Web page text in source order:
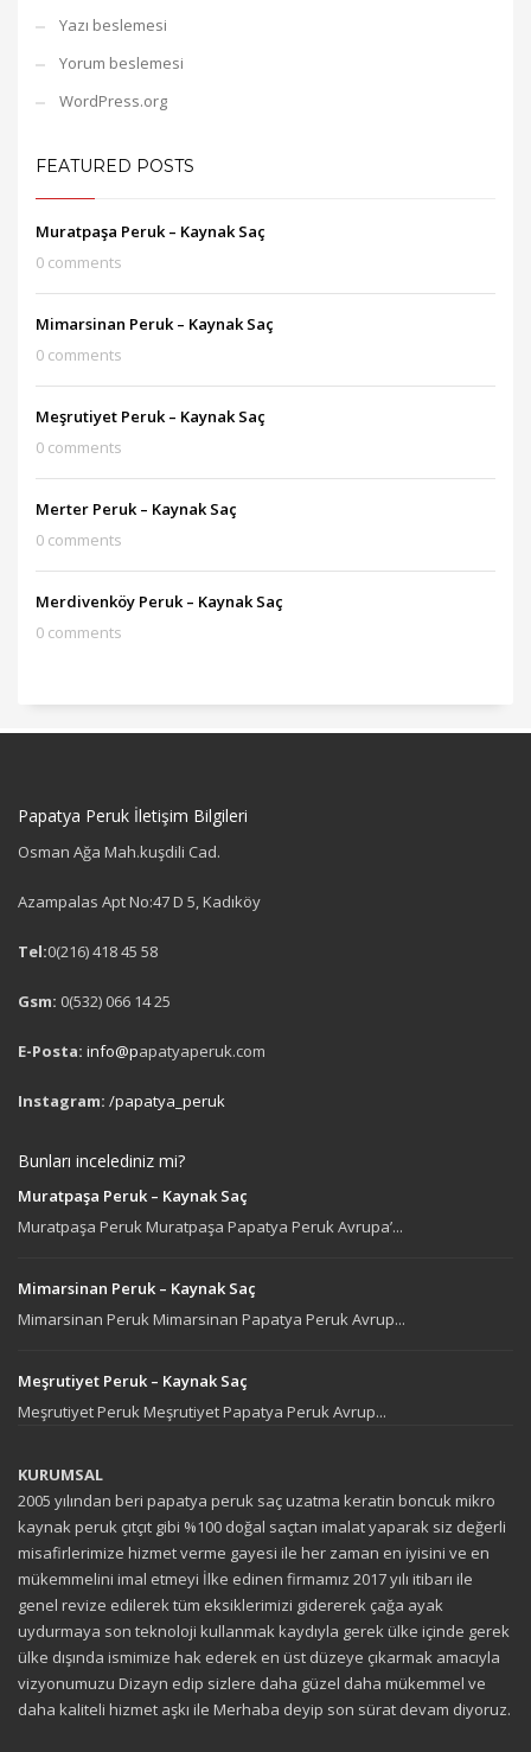
Yazı beslemesi
Yorum beslemesi
WordPress.org
FEATURED POSTS
Muratpaşa Peruk – Kaynak Saç
0 comments
Mimarsinan Peruk – Kaynak Saç
0 comments
Meşrutiyet Peruk – Kaynak Saç
0 comments
Merter Peruk – Kaynak Saç
0 comments
Merdivenköy Peruk – Kaynak Saç
0 comments
Papatya Peruk İletişim Bilgileri
Osman Ağa Mah.kuşdili Cad.
Azampalas Apt No:47 D 5, Kadıköy
Tel:0(216) 418 45 58
Gsm: 0(532) 066 14 25
E-Posta: info@papatyaperuk.com
Instagram: /papatya_peruk
Bunları incelediniz mi?
Muratpaşa Peruk – Kaynak Saç
Muratpaşa Peruk Muratpaşa Papatya Peruk Avrupa’...
Mimarsinan Peruk – Kaynak Saç
Mimarsinan Peruk Mimarsinan Papatya Peruk Avrup...
Meşrutiyet Peruk – Kaynak Saç
Meşrutiyet Peruk Meşrutiyet Papatya Peruk Avrup...
KURUMSAL
2005 yılından beri papatya peruk saç uzatma keratin boncuk mikro
kaynak peruk çıtçıt gibi %100 doğal saçtan imalat yaparak siz değerli
misafirlerimize hizmet verme gayesi ile her zaman en iyisini ve en
mükemmelini imal etmeyi İlke edinen firmamız 2017 yılı itibarı ile
genel revize edilerek tüm eksiklerimizi gidererek çağa ayak
uydurmaya son teknoloji kullanmak kaydıyla gerek ülke içinde gerek
ülke dışında ismimize hak ederek en üst düzeye çıkarmak amacıyla
vizyonumuzu Dizayn edip sizlere daha güzel daha mükemmel ve
daha kaliteli hizmet aşkı ile Merhaba deyip son sürat devam diyoruz.